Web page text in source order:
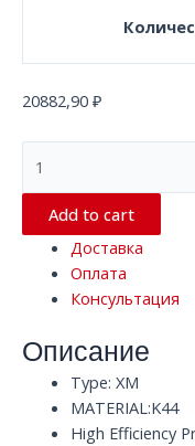
20882,90 ₽
твердосплавная
концевая
фреза
канавками
XM
HRC68
quantity
Add to cart
Доставка
Оплата
Консультация
Описание
Type: XM
MATERIAL:K44
High Efficiency